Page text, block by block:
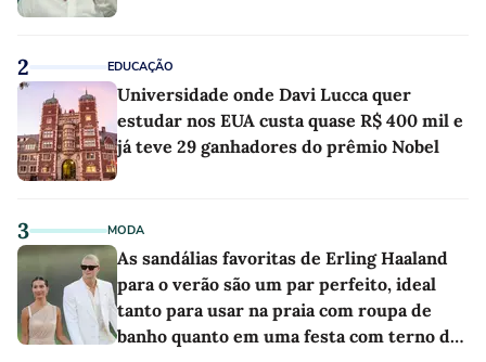
2 EDUCAÇÃO
Universidade onde Davi Lucca quer
estudar nos EUA custa quase R$ 400 mil e
já teve 29 ganhadores do prêmio Nobel
3 MODA
As sandálias favoritas de Erling Haaland
para o verão são um par perfeito, ideal
tanto para usar na praia com roupa de
banho quanto em uma festa com terno de